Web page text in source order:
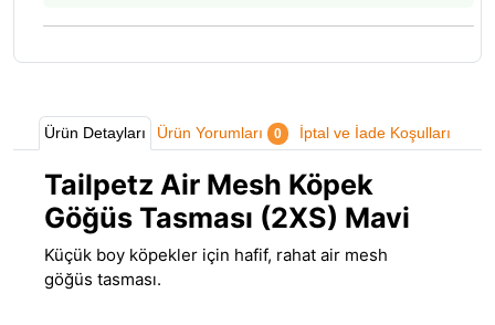
Ürün Detayları Ürün Yorumları 0 İptal ve İade Koşulları
Tailpetz Air Mesh Köpek
Göğüs Tasması (2XS) Mavi
Küçük boy köpekler için hafif, rahat air mesh
göğüs tasması.